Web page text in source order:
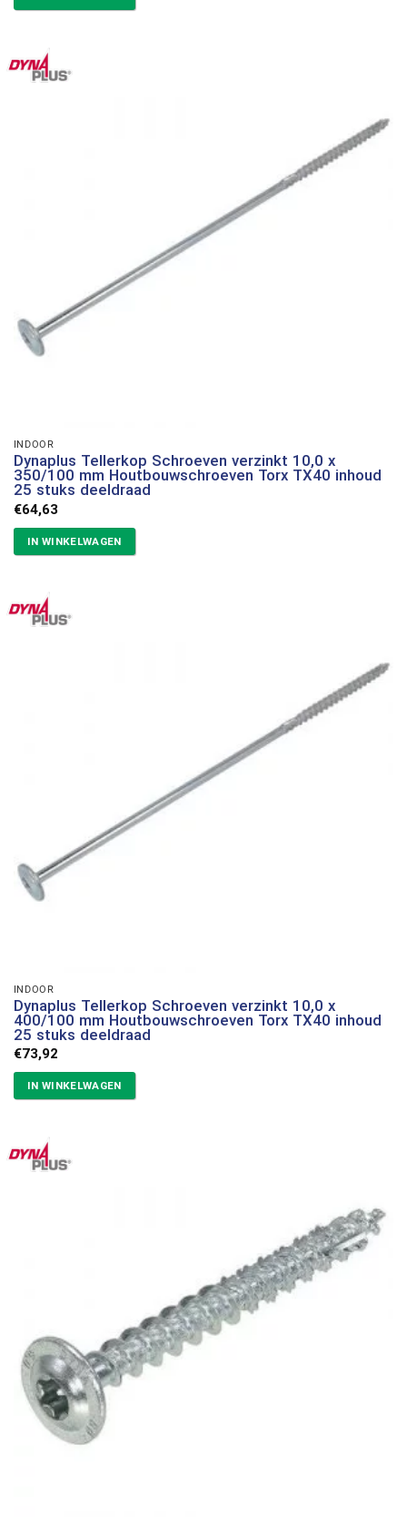
INDOOR
Dynaplus Tellerkop Schroeven verzinkt 10,0 x
350/100 mm Houtbouwschroeven Torx TX40 inhoud
25 stuks deeldraad
€64,63
IN WINKELWAGEN
INDOOR
Dynaplus Tellerkop Schroeven verzinkt 10,0 x
400/100 mm Houtbouwschroeven Torx TX40 inhoud
25 stuks deeldraad
€73,92
IN WINKELWAGEN